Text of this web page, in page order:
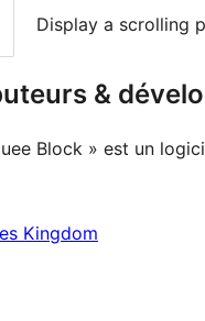
Display a scrolling
&
Block » est un
Kingdom